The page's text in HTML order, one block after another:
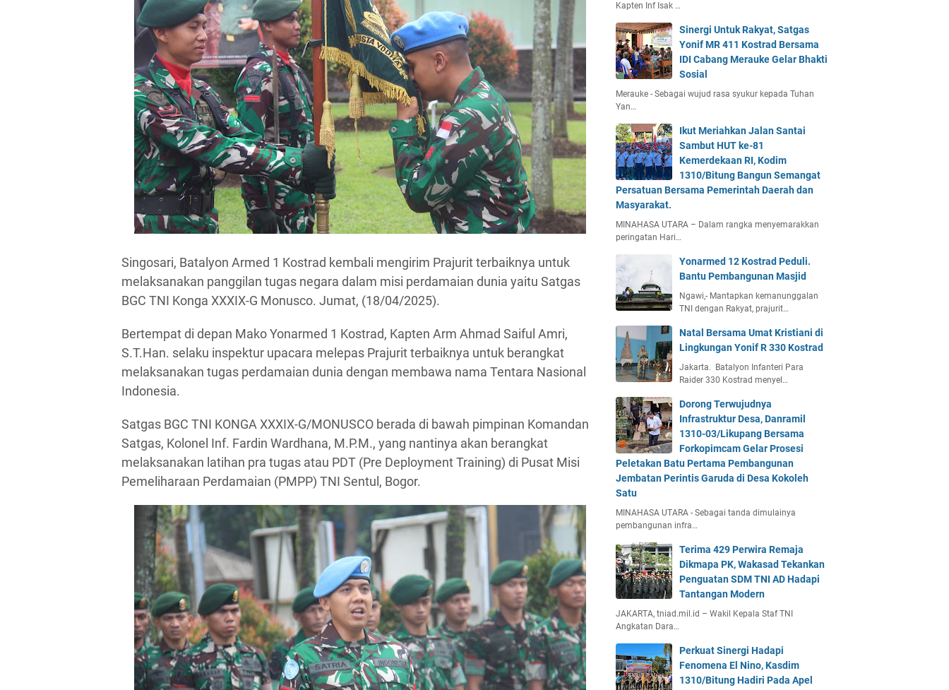
Singosari, Batalyon Armed 1 Kostrad kembali mengirim Prajurit terbaiknya untuk
melaksanakan panggilan tugas negara dalam misi perdamaian dunia yaitu Satgas
BGC TNI Konga XXXIX-G Monusco. Jumat, (18/04/2025).
Bertempat di depan Mako Yonarmed 1 Kostrad, Kapten Arm Ahmad Saiful Amri,
S.T.Han. selaku inspektur upacara melepas Prajurit terbaiknya untuk berangkat
melaksanakan tugas perdamaian dunia dengan membawa nama Tentara Nasional
Indonesia.
Satgas BGC TNI KONGA XXXIX-G/MONUSCO berada di bawah pimpinan Komandan
Satgas, Kolonel Inf. Fardin Wardhana, M.P.M., yang nantinya akan berangkat
melaksanakan latihan pra tugas atau PDT (Pre Deployment Training) di Pusat Misi
Pemeliharaan Perdamaian (PMPP) TNI Sentul, Bogor.
Kapten Inf Isak …
Sinergi Untuk Rakyat, Satgas
Yonif MR 411 Kostrad Bersama
IDI Cabang Merauke Gelar Bhakti
Sosial
Merauke - Sebagai wujud rasa syukur kepada Tuhan
Yan…
Ikut Meriahkan Jalan Santai
Sambut HUT ke-81
Kemerdekaan RI, Kodim
1310/Bitung Bangun Semangat
Persatuan Bersama Pemerintah Daerah dan
Masyarakat.
MINAHASA UTARA – Dalam rangka menyemarakkan
peringatan Hari…
Yonarmed 12 Kostrad Peduli.
Bantu Pembangunan Masjid
Ngawi,- Mantapkan kemanunggalan
TNI dengan Rakyat, prajurit…
Natal Bersama Umat Kristiani di
Lingkungan Yonif R 330 Kostrad
Jakarta. Batalyon Infanteri Para
Raider 330 Kostrad menyel…
Dorong Terwujudnya
Infrastruktur Desa, Danramil
1310-03/Likupang Bersama
Forkopimcam Gelar Prosesi
Peletakan Batu Pertama Pembangunan
Jembatan Perintis Garuda di Desa Kokoleh
Satu
MINAHASA UTARA - Sebagai tanda dimulainya
pembangunan infra…
Terima 429 Perwira Remaja
Dikmapa PK, Wakasad Tekankan
Penguatan SDM TNI AD Hadapi
Tantangan Modern
JAKARTA, tniad.mil.id – Wakil Kepala Staf TNI
Angkatan Dara…
Perkuat Sinergi Hadapi
Fenomena El Nino, Kasdim
1310/Bitung Hadiri Pada Apel